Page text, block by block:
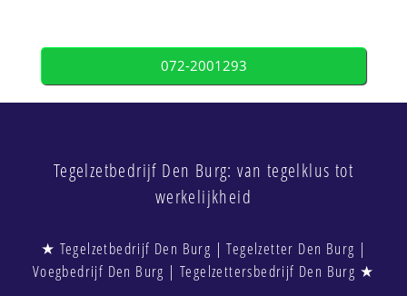
072-2001293
Tegelzetbedrijf Den Burg: van tegelklus tot
werkelijkheid
★ Tegelzetbedrijf Den Burg | Tegelzetter Den Burg |
Voegbedrijf Den Burg | Tegelzettersbedrijf Den Burg ★